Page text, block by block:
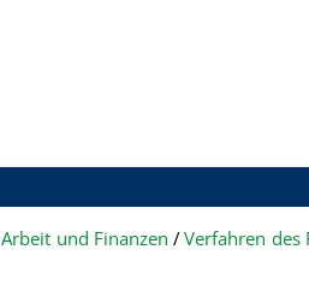
Arbeit und Finanzen Verfahren des